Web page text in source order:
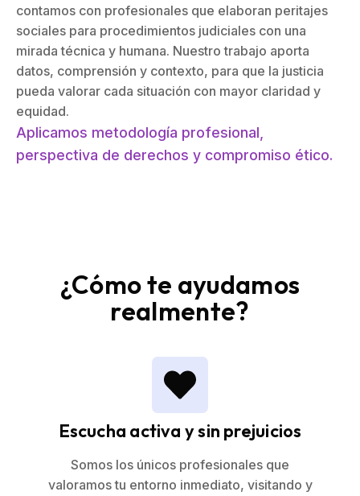
contamos con profesionales que elaboran peritajes
sociales para procedimientos judiciales con una
mirada técnica y humana. Nuestro trabajo aporta
datos, comprensión y contexto, para que la justicia
pueda valorar cada situación con mayor claridad y
equidad.
Aplicamos metodología profesional,
perspectiva de derechos y compromiso ético.
¿Cómo te ayudamos
realmente?
Escucha activa y sin prejuicios
Somos los únicos profesionales que
valoramos tu entorno inmediato, visitando y